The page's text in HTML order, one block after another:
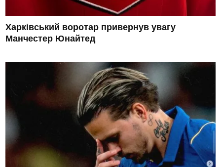
Харківський воротар привернув увагу
Манчестер Юнайтед